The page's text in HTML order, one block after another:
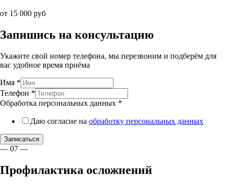
от 15 000 руб
Запишись на консультацию
Укажите свой номер телефона, мы перезвоним и подберём для
вас удобное время приёма
Имя *
Телефон *
Обработка персональных данных *
Даю согласие на обработку персональных данных
Записаться
— 07 —
Профилактика осложнений